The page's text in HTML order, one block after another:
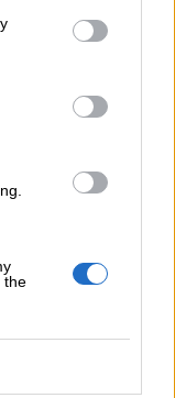
the
ασφαλιστικές
18.8% στο